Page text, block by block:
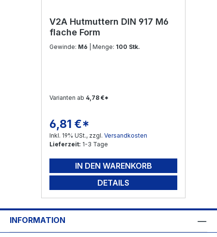
V2A Hutmuttern DIN 917 M6
flache Form
Gewinde: M6 | Menge: 100 Stk.
Varianten ab 4,78 €*
Regulärer Preis:
6,81 €*
Inkl. 19% USt., zzgl. Versandkosten
Lieferzeit: 1-3 Tage
IN DEN WARENKORB
DETAILS
INFORMATION